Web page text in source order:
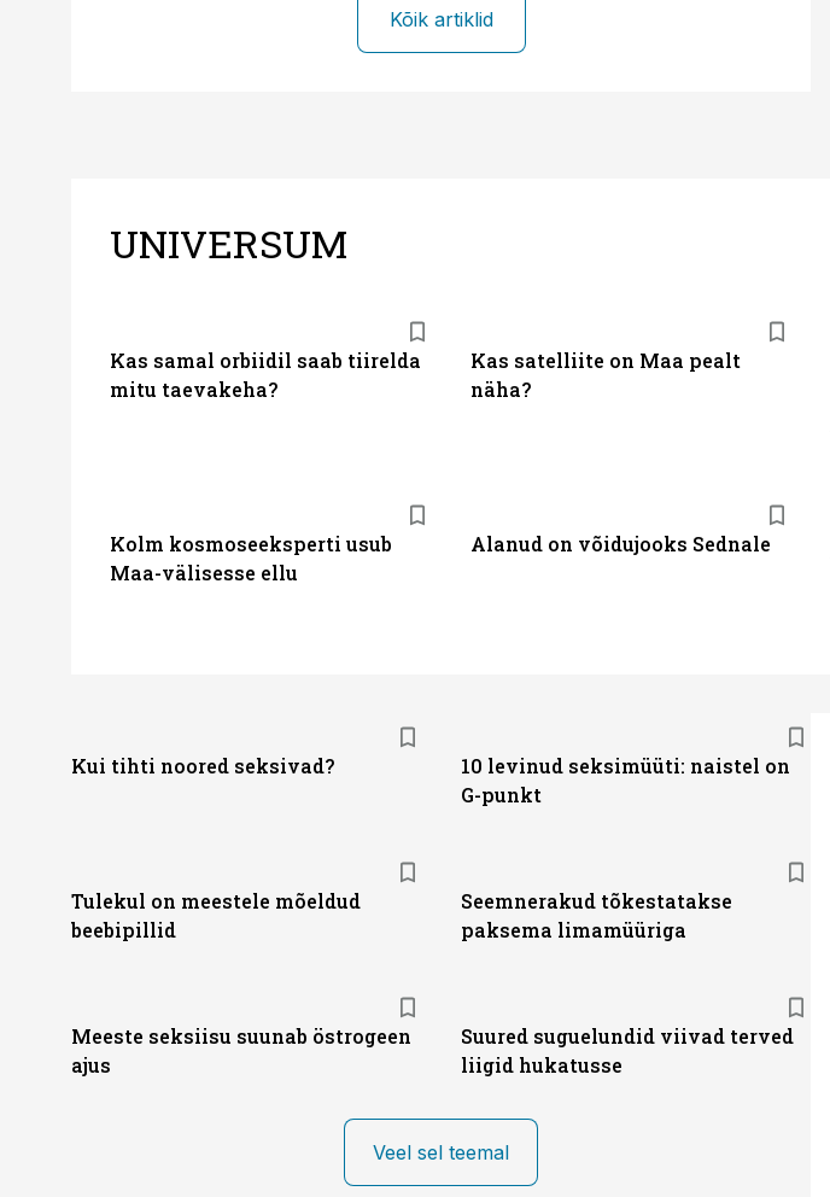
Kõik artiklid
UNIVERSUM
Kas samal orbiidil saab tiirelda
mitu taevakeha?
Kas satelliite on Maa pealt
näha?
Kolm kosmoseeksperti usub
Maa-välisesse ellu
Alanud on võidujooks Sednale
Kui tihti noored seksivad?
10 levinud seksimüüti: naistel on
G-punkt
Tulekul on meestele mõeldud
beebipillid
Seemnerakud tõkestatakse
paksema limamüüriga
Meeste seksiisu suunab östrogeen
ajus
Suured suguelundid viivad terved
liigid hukatusse
Veel sel teemal